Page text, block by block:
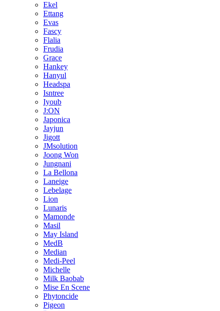
Ekel
Ettang
Evas
Fascy
Flalia
Frudia
Grace
Hankey
Hanyul
Headspa
Isntree
Iyoub
J:ON
Japonica
Jayjun
Jigott
JMsolution
Joong Won
Jungnani
La Bellona
Laneige
Lebelage
Lion
Lunaris
Mamonde
Masil
May Island
MedB
Median
Medi-Peel
Michelle
Milk Baobab
Mise En Scene
Phytoncide
Pigeon